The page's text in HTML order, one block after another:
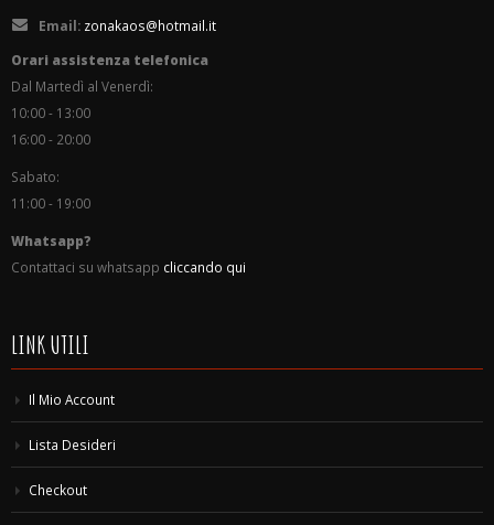
Email: zonakaos@hotmail.it
Orari assistenza telefonica
Dal Martedì al Venerdì:
10:00 - 13:00
16:00 - 20:00
Sabato:
11:00 - 19:00
Whatsapp?
Contattaci su whatsapp cliccando qui
LINK UTILI
Il Mio Account
Lista Desideri
Checkout